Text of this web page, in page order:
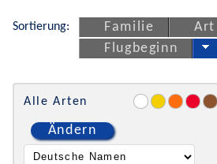
Sortierung: Familie Art
Flugbeginn
Alle Arten
Ändern